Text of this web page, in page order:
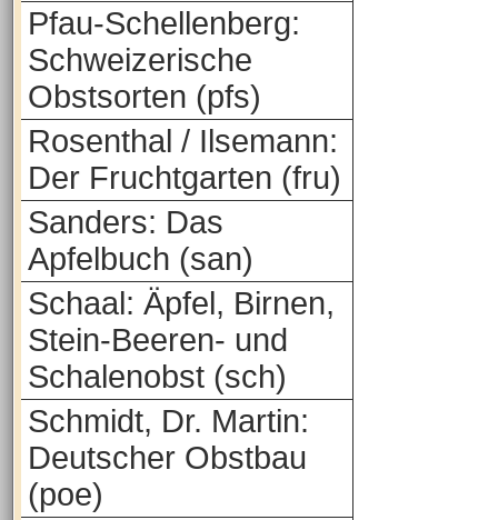
Pfau-Schellenberg:
Schweizerische
Obstsorten (pfs)
Rosenthal / Ilsemann:
Der Fruchtgarten (fru)
Sanders: Das
Apfelbuch (san)
Schaal: Äpfel, Birnen,
Stein-Beeren- und
Schalenobst (sch)
Schmidt, Dr. Martin:
Deutscher Obstbau
(poe)